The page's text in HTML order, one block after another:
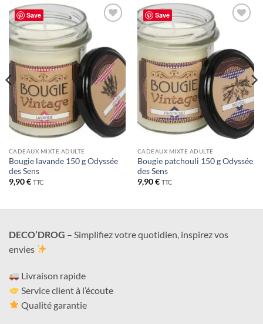
Save
de
souhaits
CADEAUX MIXTE ADULTE
Bougie lavande 150 g Odyssée
des Sens
9,90€ TTC
Save
souhaits
CADEAUX MIXTE ADULTE
Bougie patchouli 150 g Odyssée
des Sens
9,90€ TTC
DECO’DROG – Simplifiez votre quotidien, inspirez vos
envies
Livraison rapide
Service client à l’écoute
Qualité garantie